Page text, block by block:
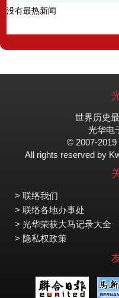
没有最热新闻
世界历史
光华电
© 2007-2019
All rights reserved by
> 联络我们
> 联络各地办事处
> 光华荣获大马记录大全
> 隐私权政策